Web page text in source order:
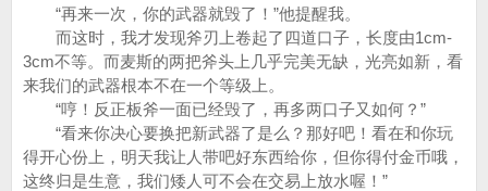
“再来一次，你的武器就毁了！”他提醒我。
而这时，我才发现斧刃上卷起了四道口子，长度由1cm-
3cm不等。而麦斯的两把斧头上几乎完美无缺，光亮如新，看
来我们的武器根本不在一个等级上。
“哼！反正板斧一面已经毁了，再多两口子又如何？”
“看来你决心要换把新武器了是么？那好吧！看在和你玩
得开心份上，明天我让人带吧好东西给你，但你得付金币哦，
这终归是生意，我们矮人可不会在交易上放水喔！”